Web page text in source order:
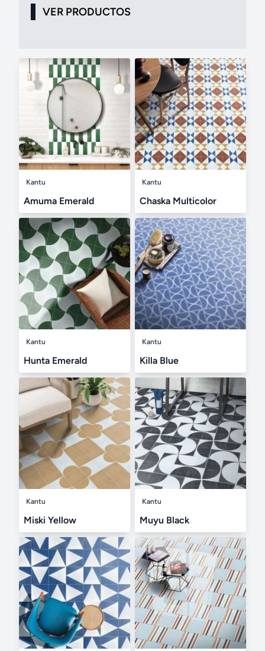
VER PRODUCTOS
Kantu
Amuma Emerald
Kantu
Chaska Multicolor
Kantu
Hunta Emerald
Kantu
Killa Blue
Kantu
Miski Yellow
Kantu
Muyu Black